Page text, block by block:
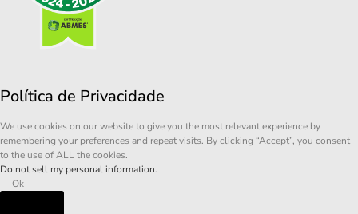
Política de Privacidade
We use cookies on our website to give you the most relevant experience by
remembering your preferences and repeat visits. By clicking “Accept”, you consent
to the use of ALL the cookies.
Do not sell my personal information.
Ok